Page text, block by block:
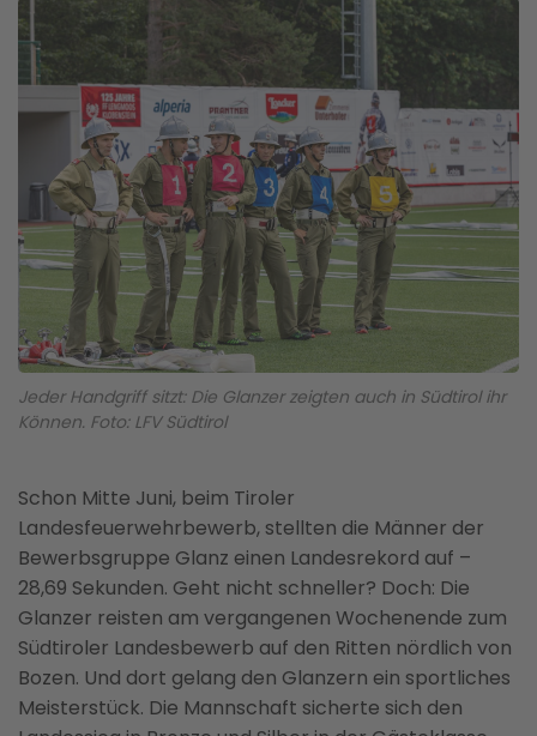
Jeder Handgriff sitzt: Die Glanzer zeigten auch in Südtirol ihr
Können. Foto: LFV Südtirol
Schon Mitte Juni, beim Tiroler
Landesfeuerwehrbewerb, stellten die Männer der
Bewerbsgruppe Glanz einen Landesrekord auf –
28,69 Sekunden. Geht nicht schneller? Doch: Die
Glanzer reisten am vergangenen Wochenende zum
Südtiroler Landesbewerb auf den Ritten nördlich von
Bozen. Und dort gelang den Glanzern ein sportliches
Meisterstück. Die Mannschaft sicherte sich den